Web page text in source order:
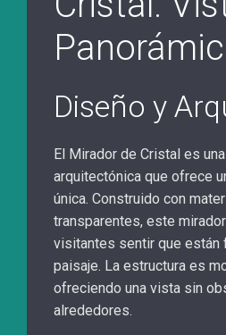
Diseño y
El Mirador de Cristal es
arquitectónica que ofrece
única. Construido con
transparentes, este
visitantes sentir que están
paisaje. La estructura es
ofreciendo una vista sin
alrededores.